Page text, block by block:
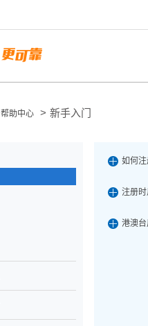
帮助中心 > 新手入门
如何
注册
港澳